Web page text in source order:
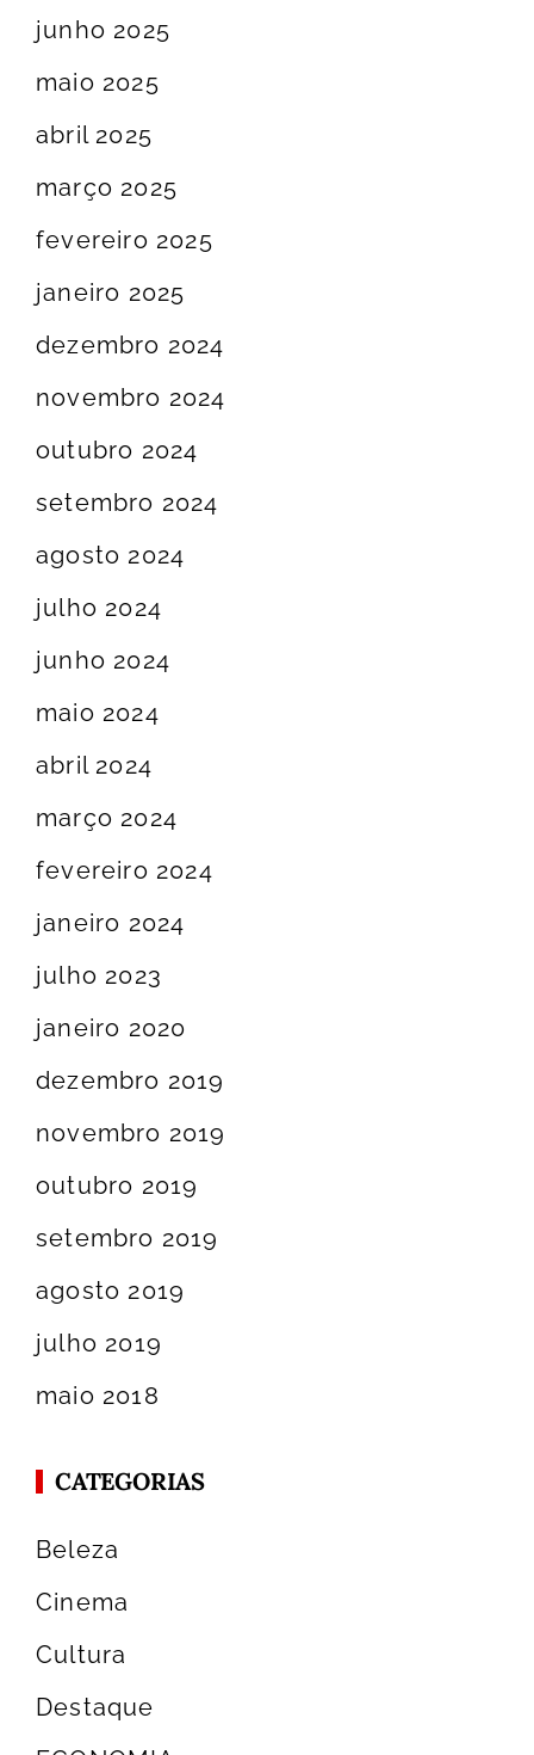
junho 2025
maio 2025
abril 2025
março 2025
fevereiro 2025
janeiro 2025
dezembro 2024
novembro 2024
outubro 2024
setembro 2024
agosto 2024
julho 2024
junho 2024
maio 2024
abril 2024
março 2024
fevereiro 2024
janeiro 2024
julho 2023
janeiro 2020
dezembro 2019
novembro 2019
outubro 2019
setembro 2019
agosto 2019
julho 2019
maio 2018
CATEGORIAS
Beleza
Cinema
Cultura
Destaque